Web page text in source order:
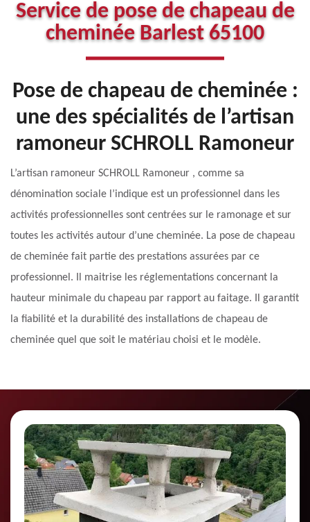
Service de pose de chapeau de
cheminée Barlest 65100
Pose de chapeau de cheminée :
une des spécialités de l’artisan
ramoneur SCHROLL Ramoneur
L’artisan ramoneur SCHROLL Ramoneur , comme sa
dénomination sociale l’indique est un professionnel dans les
activités professionnelles sont centrées sur le ramonage et sur
toutes les activités autour d’une cheminée. La pose de chapeau
de cheminée fait partie des prestations assurées par ce
professionnel. Il maitrise les réglementations concernant la
hauteur minimale du chapeau par rapport au faitage. Il garantit
la fiabilité et la durabilité des installations de chapeau de
cheminée quel que soit le matériau choisi et le modèle.